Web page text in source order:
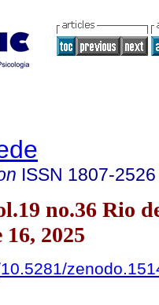
ISSN 1807-2526
no.36 Rio
2025